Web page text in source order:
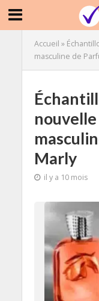
Accueil »
masculine de
Marly
il y a 10 mois